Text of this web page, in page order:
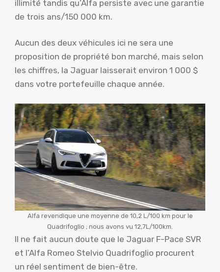
illimité tandis qu’Alfa persiste avec une garantie
de trois ans/150 000 km.
Aucun des deux véhicules ici ne sera une
proposition de propriété bon marché, mais selon
les chiffres, la Jaguar laisserait environ 1 000 $
dans votre portefeuille chaque année.
Alfa revendique une moyenne de 10,2 L/100 km pour le
Quadrifoglio ; nous avons vu 12,7L/100km.
Il ne fait aucun doute que le Jaguar F-Pace SVR
et l’Alfa Romeo Stelvio Quadrifoglio procurent
un réel sentiment de bien-être.